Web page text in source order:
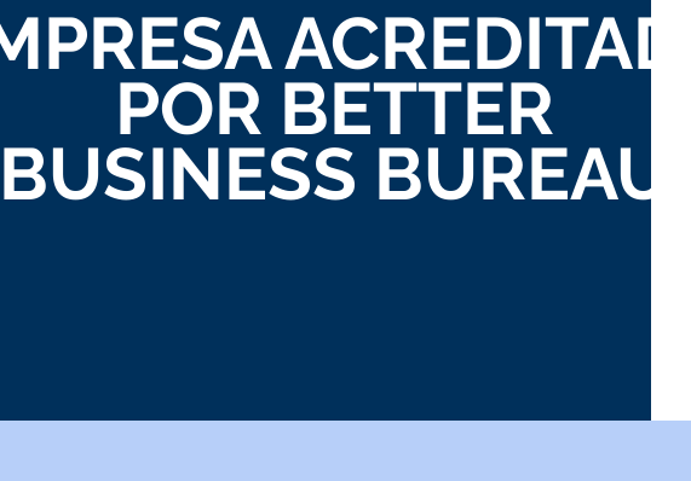
ACREDITADA
POR BETTER
BUREAU